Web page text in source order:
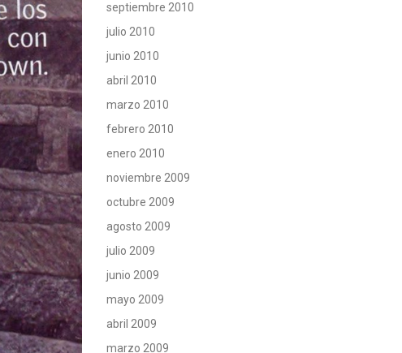
septiembre 2010
julio 2010
junio 2010
abril 2010
marzo 2010
febrero 2010
enero 2010
noviembre 2009
octubre 2009
agosto 2009
julio 2009
junio 2009
mayo 2009
abril 2009
marzo 2009